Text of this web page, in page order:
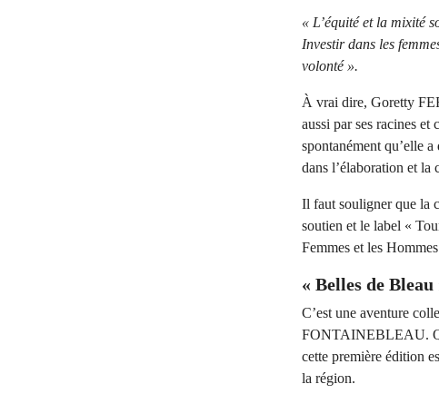
« L’équité et la mixité
Investir dans les
volonté ».
À vrai dire, Goretty
aussi par ses racines et
spontanément qu’elle
dans l’élaboration et la
Il faut souligner que la
soutien et le label «
Femmes et les
« Belles de Bleau
C’est une aventure
FONTAINEBLEAU.
cette première édition
la région.